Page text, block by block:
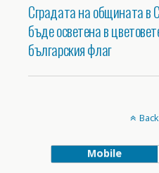
Сградата на общината в
бъде осветена в
българския флаг
Mobile